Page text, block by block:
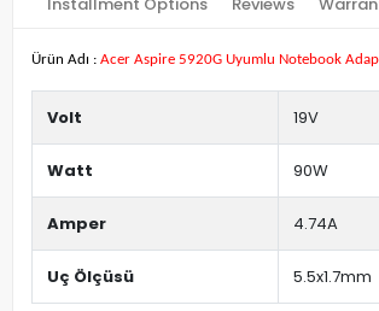
Ürün Adı : Acer Aspire 5920G Uyumlu Notebook
Volt 19V
Watt 90W
Amper 4.74A
Uç Ölçüsü 5.5x1.7mm